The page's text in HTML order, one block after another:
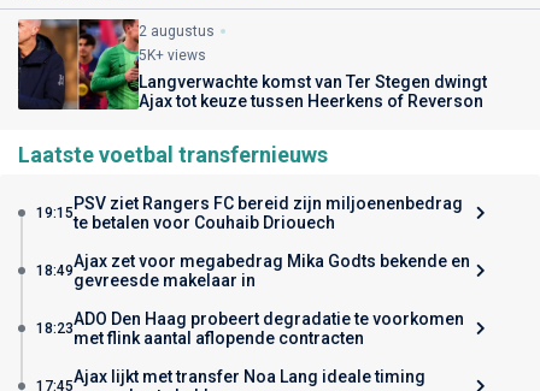
2 augustus
5K+ views
Langverwachte komst van Ter Stegen dwingt
Ajax tot keuze tussen Heerkens of Reverson
Laatste voetbal transfernieuws
19:15 PSV ziet Rangers FC bereid zijn miljoenenbedrag
te betalen voor Couhaib Driouech
18:49Ajax zet voor megabedrag Mika Godts bekende en
gevreesde makelaar in
18:23ADO Den Haag probeert degradatie te voorkomen
met flink aantal aflopende contracten
17:45Ajax lijkt met transfer Noa Lang ideale timing